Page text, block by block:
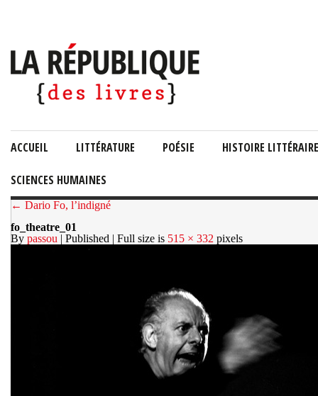
ACCUEIL LITTÉRATURE POÉSIE HISTOIRE LITTÉRAIRE
SCIENCES HUMAINES
← Dario Fo, l’indigné
fo_theatre_01
By passou | Published | Full size is 515 × 332 pixels